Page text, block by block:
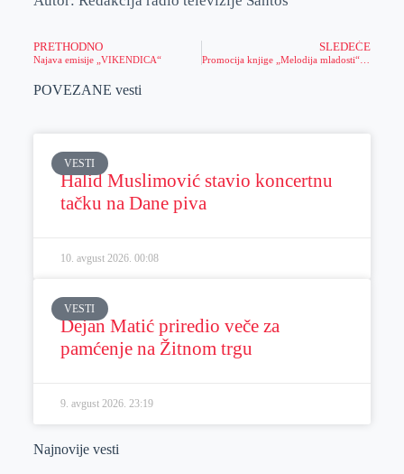
PRETHODNO
Najava emisije „VIKENDICA“
SLEDEĆE
POVEZANE vesti
VESTI
Halid Muslimović stavio koncertnu
tačku na Dane piva
10. avgust 2026. 00:08
VESTI
Dejan Matić priredio veče za
pamćenje na Žitnom trgu
9. avgust 2026. 23:19
Najnovije vesti